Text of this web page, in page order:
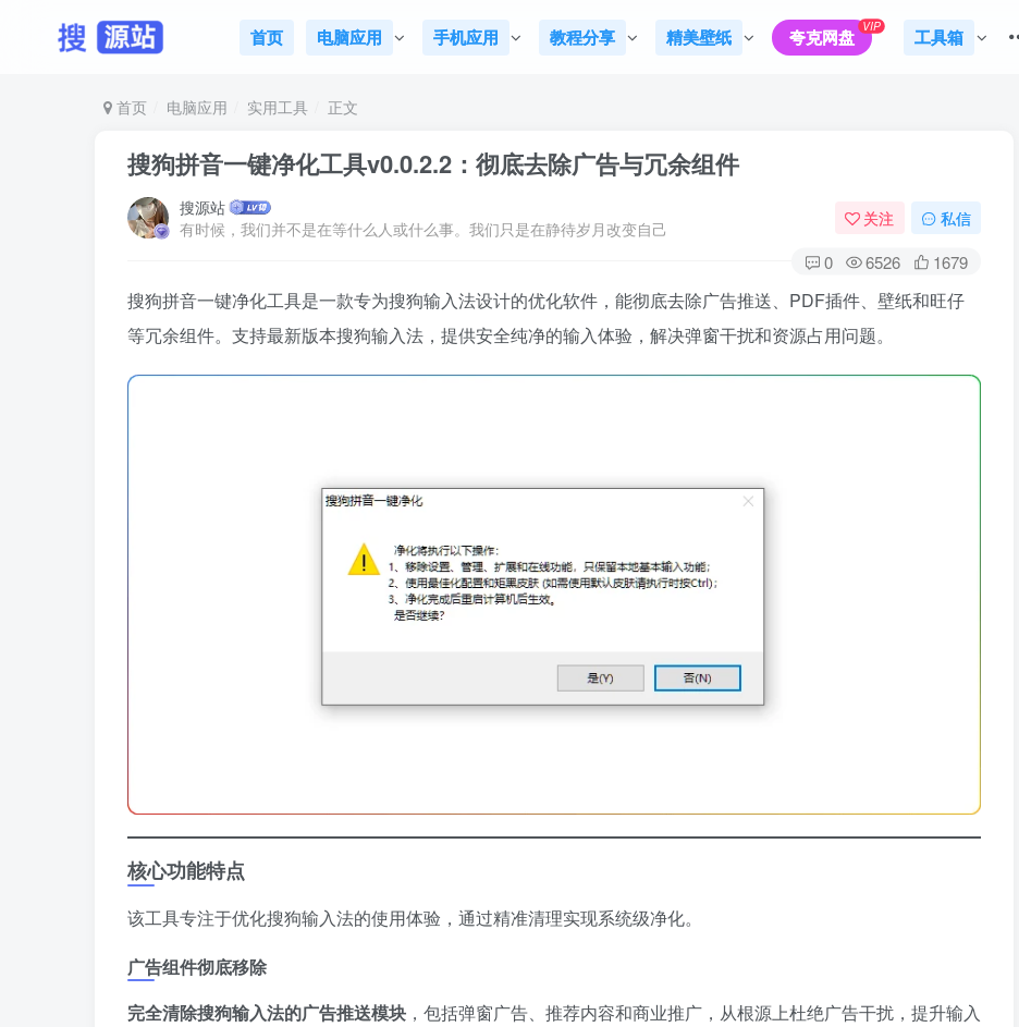
首页 电脑应用 手机应用 教程分享 精美壁纸 夸克网盘 VIP 工具箱
首页 电脑应用 实用工具 正文
搜狗拼音一键净化工具v0.0.2.2：彻底去除广告与冗余组件
搜源站
有时候，我们并不是在等什么人或什么事。我们只是在静待岁月改变自己
关注 私信
0 6526 1679
搜狗拼音一键净化工具是一款专为搜狗输入法设计的优化软件，能彻底去除广告推送、PDF插件、壁纸和旺仔
等冗余组件。支持最新版本搜狗输入法，提供安全纯净的输入体验，解决弹窗干扰和资源占用问题。
核心功能特点
该工具专注于优化搜狗输入法的使用体验，通过精准清理实现系统级净化。
广告组件彻底移除
​完全清除搜狗输入法的广告推送模块​ ​，包括弹窗广告、推荐内容和商业推广，从根源上杜绝广告干扰，提升输入